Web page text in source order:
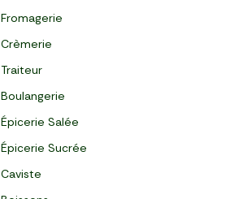
Fromagerie
Crèmerie
Traiteur
Boulangerie
Épicerie Salée
Épicerie Sucrée
Caviste